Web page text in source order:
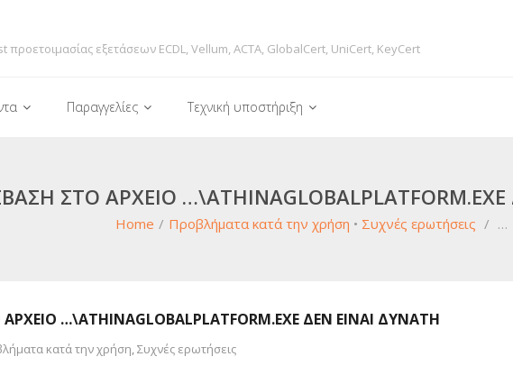
εξετάσεων ECDL, Vellum, ACTA, GlobalCert, UniCert, KeyCert
Παραγγελίες Τεχνική υποστήριξη
ΣΤΟ ΑΡΧΕΊΟ
Home / Προβλήματα κατά την χρήση • Συχνές ερωτήσεις / …
…\ATHINAGLOBALPLATFORM.EXE ΔΕΝ ΕΊΝΑΙ ΔΥΝΑΤΉ
κατά την χρήση,Συχνές ερωτήσεις